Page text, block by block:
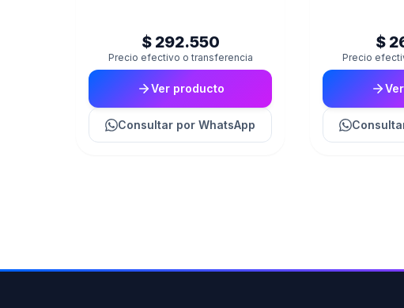
$ 292.550
Precio efectivo o transferencia
Ver producto
Consultar por WhatsApp
$
Precio